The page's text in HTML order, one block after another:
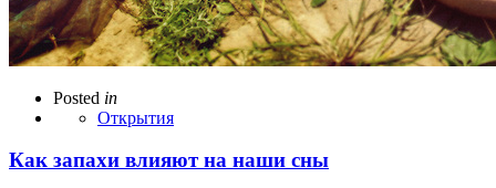
Posted in
Открытия
Как запахи влияют на наши сны